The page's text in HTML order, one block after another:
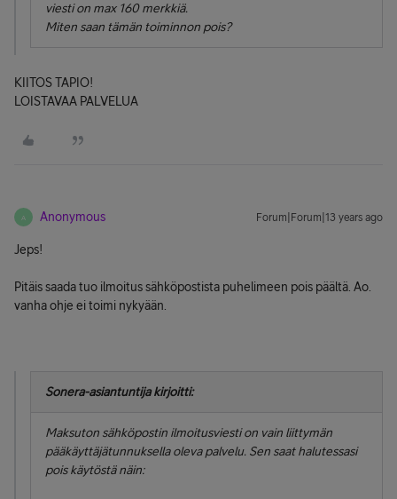
viesti on max 160 merkkiä.
Miten saan tämän toiminnon pois?
KIITOS TAPIO!
LOISTAVAA PALVELUA
A Anonymous Forum|Forum|13 years ago
Jeps!
Pitäis saada tuo ilmoitus sähköpostista puhelimeen pois päältä. Ao.
vanha ohje ei toimi nykyään.
Sonera-asiantuntija kirjoitti:
Maksuton sähköpostin ilmoitusviesti on vain liittymän
pääkäyttäjätunnuksella oleva palvelu. Sen saat halutessasi
pois käytöstä näin: